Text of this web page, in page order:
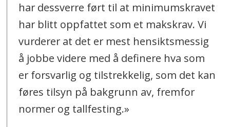
har dessverre ført til at minimumskravet
har blitt oppfattet som et makskrav. Vi
vurderer at det er mest hensiktsmessig
å jobbe videre med å definere hva som
er forsvarlig og tilstrekkelig, som det kan
føres tilsyn på bakgrunn av, fremfor
normer og tallfesting.»